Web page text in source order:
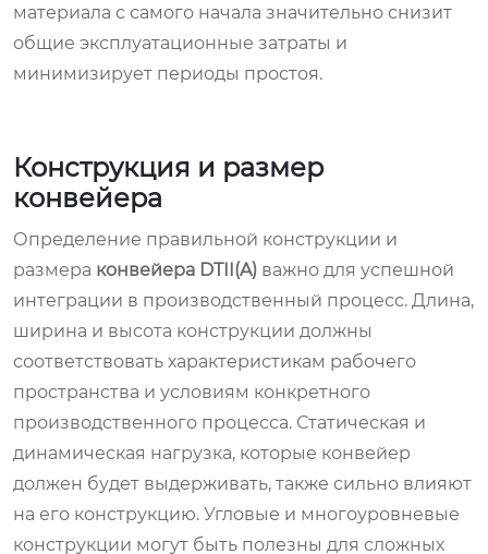
материала с самого начала значительно снизит
общие эксплуатационные затраты и
минимизирует периоды простоя.
Конструкция и размер
конвейера
Определение правильной конструкции и
размера конвейера DTII(A) важно для успешной
интеграции в производственный процесс. Длина,
ширина и высота конструкции должны
соответствовать характеристикам рабочего
пространства и условиям конкретного
производственного процесса. Статическая и
динамическая нагрузка, которые конвейер
должен будет выдерживать, также сильно влияют
на его конструкцию. Угловые и многоуровневые
конструкции могут быть полезны для сложных